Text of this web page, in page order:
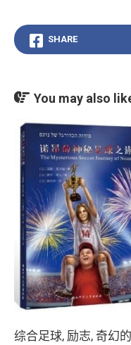
SHARE
You may also
综合足球, 励志, 奇幻的